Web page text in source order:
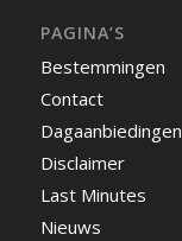
PAGINA’S
Bestemmingen
Contact
Dagaanbiedingen
Disclaimer
Last Minutes
Nieuws